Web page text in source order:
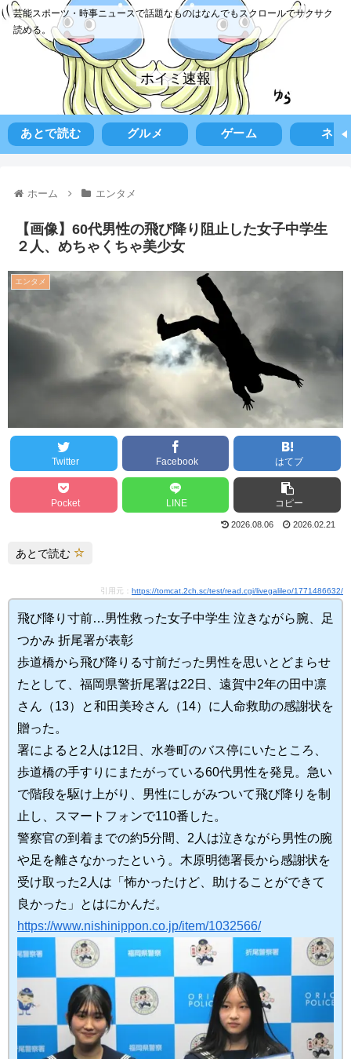
芸能スポーツ・時事ニュースで話題なものはなんでもスクロールでサクサク
読める。
ホイミ速報
あとで読む グルメ ゲーム ネタ
ホーム エンタメ
【画像】60代男性の飛び降り阻止した女子中学生
２人、めちゃくちゃ美少女
エンタメ
Twitter Facebook はてブ
Pocket LINE コピー
2026.08.06 2026.02.21
あとで読む
引用元： https://tomcat.2ch.sc/test/read.cgi/livegalileo/1771486632/
飛び降り寸前…男性救った女子中学生 泣きながら腕、足
つかみ 折尾署が表彰
歩道橋から飛び降りる寸前だった男性を思いとどまらせ
たとして、福岡県警折尾署は22日、遠賀中2年の田中凛
さん（13）と和田美玲さん（14）に人命救助の感謝状を
贈った。
署によると2人は12日、水巻町のバス停にいたところ、
歩道橋の手すりにまたがっている60代男性を発見。急い
で階段を駆け上がり、男性にしがみついて飛び降りを制
止し、スマートフォンで110番した。
警察官の到着までの約5分間、2人は泣きながら男性の腕
や足を離さなかったという。木原明徳署長から感謝状を
受け取った2人は「怖かったけど、助けることができて
良かった」とはにかんだ。
https://www.nishinippon.co.jp/item/1032566/